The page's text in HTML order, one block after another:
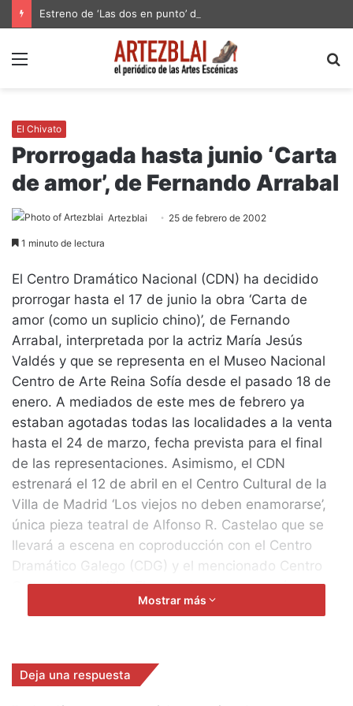
Menú
El Chivato
Prorrogada hasta junio ‘Carta
de amor’, de Fernando Arrabal
Artezblai 25 de febrero de 2002
1 minuto de lectura
El Centro Dramático Nacional (CDN) ha decidido
prorrogar hasta el 17 de junio la obra ‘Carta de
amor (como un suplicio chino)’, de Fernando
Arrabal, interpretada por la actriz María Jesús
Valdés y que se representa en el Museo Nacional
Centro de Arte Reina Sofía desde el pasado 18 de
enero. A mediados de este mes de febrero ya
estaban agotadas todas las localidades a la venta
hasta el 24 de marzo, fecha prevista para el final
de las representaciones. Asimismo, el CDN
estrenará el 12 de abril en el Centro Cultural de la
Villa de Madrid ‘Los viejos no deben enamorarse’,
única pieza teatral de Alfonso R. Castelao que se
llevará a escena en coproducción con el Centro
Dramático Galego (CDG) y el mencionado Centro
Cultural de la Villa. El montaje permanecerá en
Madrid hasta el 9 de junio y posteriormente viajará
con versión de Xesús Alonso Montero y un reparto
encabezado por Fernando Delgado, Fernando
Mostrar más
Deja una respuesta